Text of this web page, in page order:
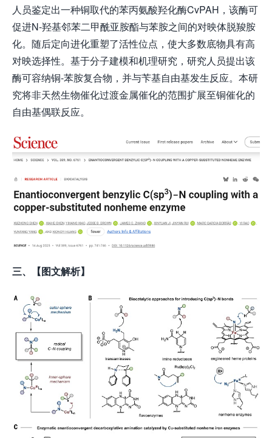
人员鉴定出一种铜取代的苯丙氨酸羟化酶CvPAH，该酶可
促进N-羟基邻苯二甲酰亚胺酯与苯胺之间的对映体脱羧胺
化。随后定向进化重塑了活性位点，使大多数底物具有高
对映选择性。基于分子建模和机理研究，研究人员提出该
酶可容纳铜-苯胺复合物，并与苄基自由基发生反应。本研
究将非天然生物催化过渡金属催化的范围扩展至铜催化的
自由基偶联反应。
三、【图文解析】